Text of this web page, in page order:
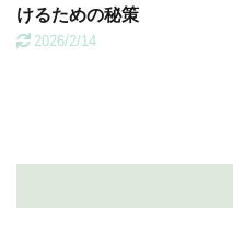
けるための秘策
2026/2/14